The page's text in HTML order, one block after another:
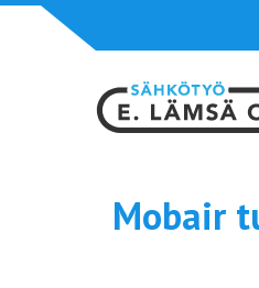
Mobair